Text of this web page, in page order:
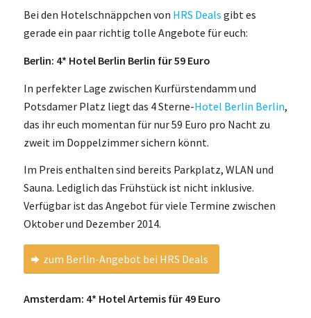
Bei den Hotelschnäppchen von HRS Deals gibt es
gerade ein paar richtig tolle Angebote für euch:
Berlin: 4* Hotel Berlin Berlin für 59 Euro
In perfekter Lage zwischen Kurfürstendamm und
Potsdamer Platz liegt das 4 Sterne-Hotel Berlin Berlin,
das ihr euch momentan für nur 59 Euro pro Nacht zu
zweit im Doppelzimmer sichern könnt.
Im Preis enthalten sind bereits Parkplatz, WLAN und
Sauna. Lediglich das Frühstück ist nicht inklusive.
Verfügbar ist das Angebot für viele Termine zwischen
Oktober und Dezember 2014.
zum Berlin-Angebot bei HRS Deals
Amsterdam: 4* Hotel Artemis für 49 Euro